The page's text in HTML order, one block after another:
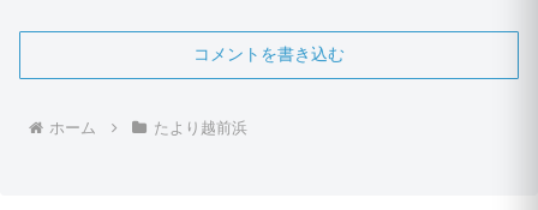
コメントを書き込む
ホーム たより越前浜